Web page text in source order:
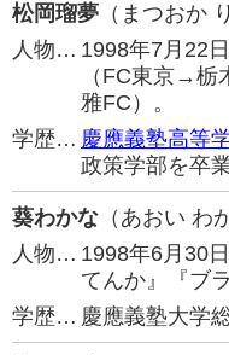
松岡瑠夢 （まつおか
人物… 1998年7月22
（FC東京→
雅FC）。
学歴… 慶應義塾高等
政策学部を卒
葵わかな （あおい わ
人物… 1998年6月30
てんか』『ブ
学歴… 慶應義塾大学